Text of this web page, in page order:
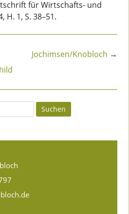
für Wirtschafts- und
H. 1, S. 38–51.
Jochimsen/Knobloch →